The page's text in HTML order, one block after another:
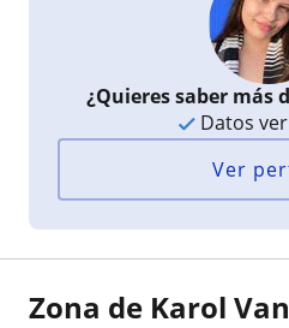
¿Quieres saber más
Datos
Ver
Zona de Karol